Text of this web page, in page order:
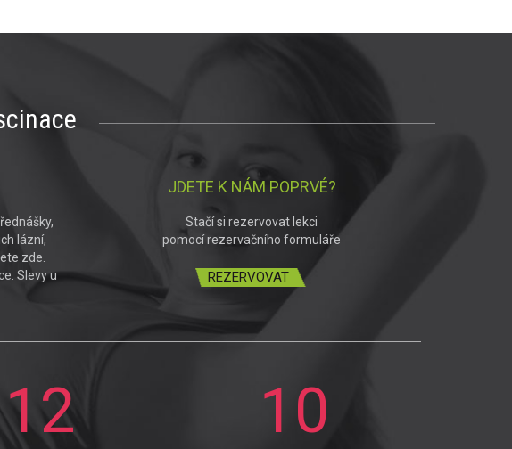
lázní,
zde.
Slevy u
JDETE K NÁM POPRVÉ?
Stačí si rezervovat lekci
pomocí rezervačního formuláře
REZERVOVAT
12 10